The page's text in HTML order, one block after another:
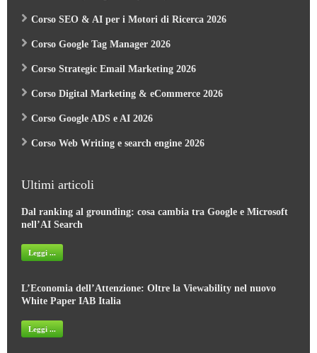
Corso SEO & AI per i Motori di Ricerca 2026
Corso Google Tag Manager 2026
Corso Strategic Email Marketing 2026
Corso Digital Marketing & eCommerce 2026
Corso Google ADS e AI 2026
Corso Web Writing e search engine 2026
Ultimi articoli
Dal ranking al grounding: cosa cambia tra Google e Microsoft
nell’AI Search
Leggi ...
L’Economia dell’Attenzione: Oltre la Viewability nel nuovo
White Paper IAB Italia
Leggi ...